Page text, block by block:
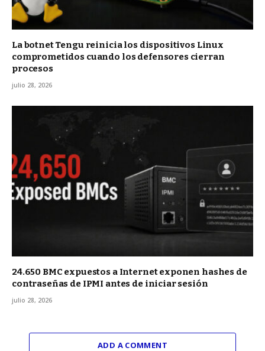
La botnet Tengu reinicia los dispositivos Linux
comprometidos cuando los defensores cierran
procesos
julio 28, 2026
24.650 BMC expuestos a Internet exponen hashes de
contraseñas de IPMI antes de iniciar sesión
julio 28, 2026
ADD A COMMENT